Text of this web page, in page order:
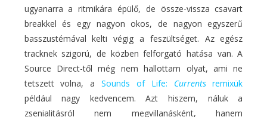
ugyanarra a ritmikára épülő, de össze-vissza csavart
breakkel és egy nagyon okos, de nagyon egyszerű
basszustémával kelti végig a feszültséget. Az egész
tracknek szigorú, de közben felforgató hatása van. A
Source Direct-től még nem hallottam olyat, ami ne
tetszett volna, aSounds of Life: Currentsremixük
például nagy kedvencem. Azt hiszem, náluk a
zsenialitásról nem megvillanásként, hanem